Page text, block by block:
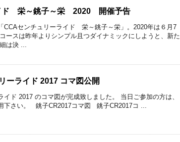
ド 栄～銚子～栄 2020 開催予告
CCAセンチュリーライド 栄～銚子～栄」。2020年は６月7
ースは昨年よりシンプル且つダイナミックにしようと、新た
は決 ...
ーライド 2017 コマ図公開
ド 2017 のコマ図が完成致しました。 当日ご参加の方は、
下さい。 銚子CR2017コマ図 銚子CR2017コ ...